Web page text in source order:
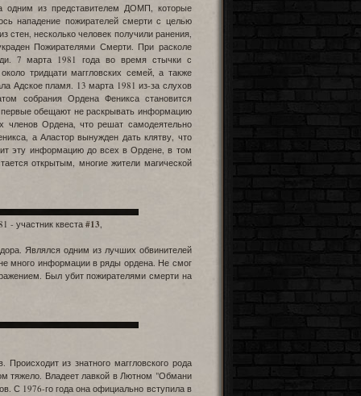
одним из представителем ДОМП, которые
нападение пожирателей смерти с целью
несколько человек получили ранения,
Пожирателями Смерти. При расколе
7 марта 1981 года во время стычки с
тридцати маггловских семей, а также
Адское пламя. 13 марта 1981 из-за слухов
собрания Ордена Феникса становится
обещают не раскрывать информацию
членов Ордена, что решат самодеятельно
а Аластор вынужден дать клятву, что
эту информацию до всех в Ордене, в том
открытым, многие жители магической
- участник квеста#13
Являлся одним из лучших обвинителей
много информации в ряды ордена. Не смог
Был убит пожирателями смерти на
из знатного маггловского рода
тяжело. Владеет лавкой в Лютном "Обмани
С 1976-го года она официально вступила в